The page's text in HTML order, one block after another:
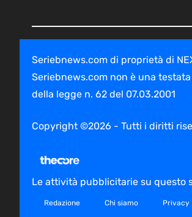
Seriebnews.com di proprietà di
Seriebnews.com non è una
della legge n. 62 del 07.03.2001
Copyright ©2026 - Tutti i diritti
Le attività pubblicitarie su questo
Redazione Chi siamo Privacy